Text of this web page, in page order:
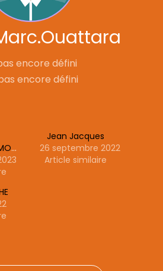
encore défini
encore défini
Emmanuel.ASSAMOUAH
Jean Jacques
26 septembre 2022
Article similaire